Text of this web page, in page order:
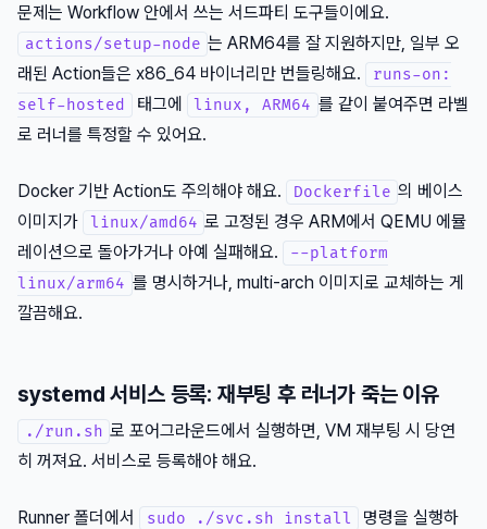
문제는 Workflow 안에서 쓰는 서드파티 도구들이에요.
actions/setup-node 는 ARM64를 잘 지원하지만, 일부 오
래된 Action들은 x86_64 바이너리만 번들링해요.
runs-on:
self-hosted
태그에 linux, ARM64 를 같이 붙여주면 라벨
로 러너를 특정할 수 있어요.
Docker 기반 Action도 주의해야 해요. Dockerfile 의 베이스
이미지가
linux/amd64 로 고정된 경우 ARM에서 QEMU 에뮬
레이션으로 돌아가거나 아예 실패해요.
--platform
linux/arm64 를 명시하거나, multi-arch 이미지로 교체하는 게
깔끔해요.
systemd 서비스 등록: 재부팅 후 러너가 죽는 이유
./run.sh 로 포어그라운드에서 실행하면, VM 재부팅 시 당연
히 꺼져요. 서비스로 등록해야 해요.
Runner 폴더에서 sudo ./svc.sh install
명령을 실행하